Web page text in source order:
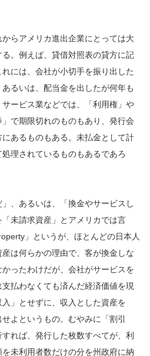
らアメリカ進出企業にとっては大
。例えば、貸借対照表の貸方に記
には、会社が小切手を振り出した
るいは、配当金を出したが何年も
ービス業などでは、「利用権」や
」で期限切れのものもあり、発行会
あるものもある。未払金として計
理されているものもあるであろ
、あるいは、「換金やサービスし
未請求資産」とアメリカでは言
」というが、ほとんどの日本人
は何らかの理由で、客が換金しな
ったわけだが、会社がサービスを
払わなくても済んだ経済価値を現
」とせずに、収入とした資産を
よというもの。むやみに「割引
れば、発行した枚数すべてが、利
未利用者数だけの分を州政府に納